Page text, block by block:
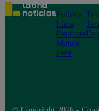
Política
Lima
Deportes
Mundo
Perú
Te